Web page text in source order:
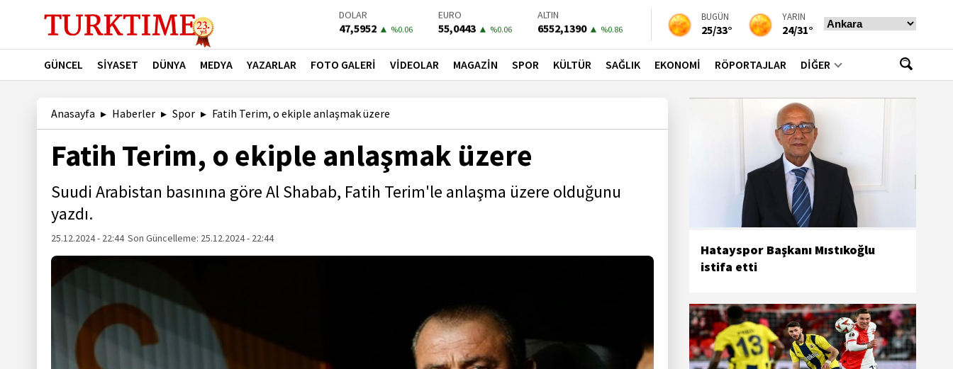
DOLAR
47,5952 ▲ %0.06
EURO
55,0443 ▲ %0.06
ALTIN
6552,1390 ▲ %0.86
BIST-100
13772,86 ▲ %0.51
PETROL
79,1500▲ %0.32
BONO
41,5400 ▲ %0.31
BUGÜN
25/33°
YARIN
24/31°
GÜNCEL SİYASET DÜNYA MEDYA YAZARLAR FOTO GALERİ VİDEOLAR MAGAZİN SPOR KÜLTÜR SAĞLIK EKONOMİ RÖPORTAJLAR DİĞER
Anasayfa Haberler Spor Fatih Terim, o ekiple anlaşmak üzere
Fatih Terim, o ekiple anlaşmak üzere
Suudi Arabistan basınına göre Al Shabab, Fatih Terim'le anlaşma üzere olduğunu
yazdı.
25.12.2024 - 22:44 Son Güncelleme: 25.12.2024 - 22:44
Hatayspor Başkanı Mıstıkoğlu
istifa etti